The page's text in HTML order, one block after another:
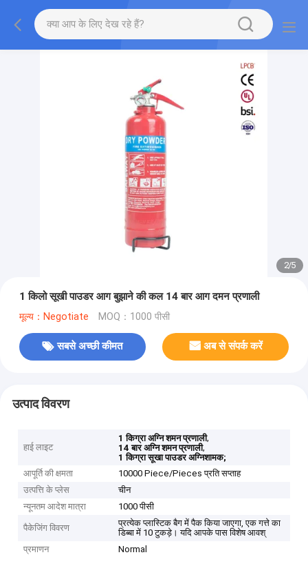
2/5
1 किलो सूखी पाउडर आग बुझाने की कल 14 बार आग दमन प्रणाली
मूल्य：Negotiate MOQ：1000 पीसी
सबसे अच्छी कीमत अब से संपर्क करें
उत्पाद विवरण
हाई लाइट
1 किग्रा अग्नि शमन प्रणाली,
14 बार अग्नि शमन प्रणाली,
1 किग्रा सूखा पाउडर अग्निशामक;
आपूर्ति की क्षमता
10000 Piece/Pieces प्रति सप्ताह
उत्पत्ति के प्लेस
चीन
न्यूनतम आदेश मात्रा
1000 पीसी
पैकेजिंग विवरण
प्रत्येक प्लास्टिक बैग में पैक किया जाएगा, एक गत्ते का
डिब्बा में 10 टुकड़े। यदि आपके पास विशेष आवश्
प्रमाणन
Normal